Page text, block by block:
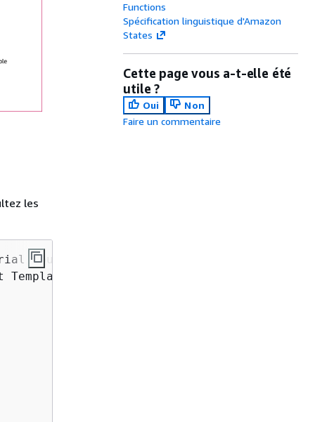
les
you
Functions
Spécification linguistique d'Amazon
States
Cette page vous a-t-elle été
utile ?
Oui
Non
Faire un commentaire